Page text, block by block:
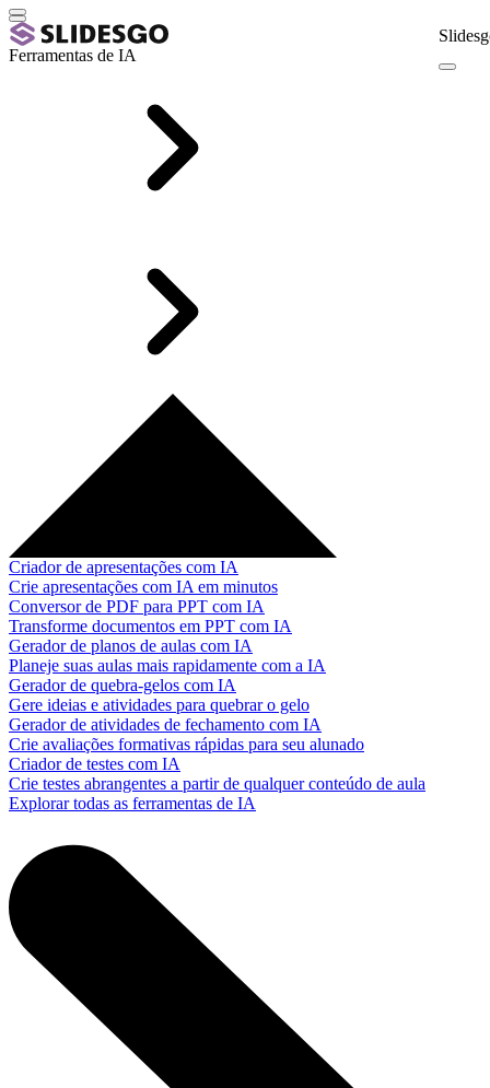
Ferramentas de IA
Criador de apresentações com IA
Crie apresentações com IA em minutos
Conversor de PDF para PPT com IA
Transforme documentos em PPT com IA
Gerador de planos de aulas com IA
Planeje suas aulas mais rapidamente com a IA
Gerador de quebra-gelos com IA
Gere ideias e atividades para quebrar o gelo
Gerador de atividades de fechamento com IA
Crie avaliações formativas rápidas para seu alunado
Criador de testes com IA
Crie testes abrangentes a partir de qualquer conteúdo de aula
Explorar todas as ferramentas de IA